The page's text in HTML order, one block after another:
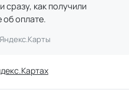
сразу, как получили
оплате.